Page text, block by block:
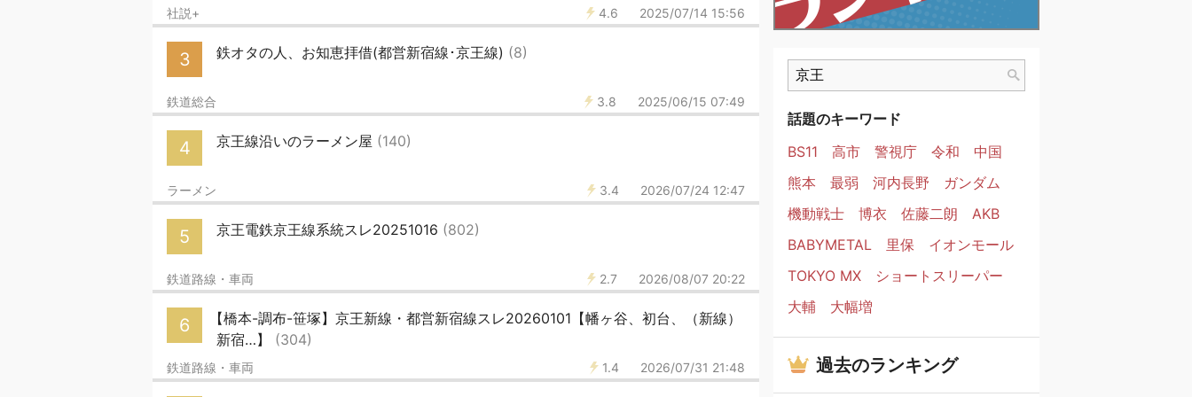
4.6 2025/07/14 15:56
社説+
3 鉄オタの人、お知恵拝借(都営新宿線･京王線) (8)
3.8 2025/06/15 07:49
鉄道総合
4 京王線沿いのラーメン屋 (140)
3.4 2026/07/24 12:47
ラーメン
5 京王電鉄京王線系統スレ20251016 (802)
2.7 2026/08/07 20:22
鉄道路線・車両
6
【橋本-調布-笹塚】京王新線・都営新宿線スレ20260101【幡ヶ谷、初台、（新線）
新宿…】 (304)
1.4 2026/07/31 21:48
鉄道路線・車両
話題のキーワード
BS11
高市 警視庁 令和
中国
熊本
最弱 河内長野
ガンダム
機動戦士
博衣 佐藤二朗
AKB
BABYMETAL
里保
イオンモール
TOKYO MX
ショートスリーパー
大輔
大幅増
過去のランキング